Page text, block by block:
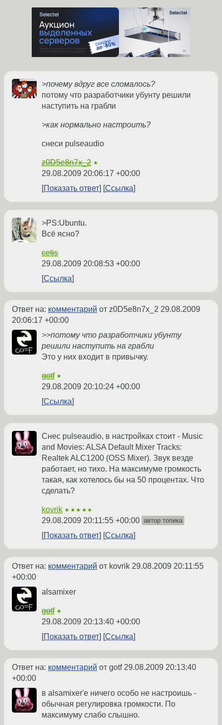
>почему вдруг все сломалось?
потому что разработчики убунту решили
наступить на грабли
>как нормально настроить?
снеси pulseaudio
z0D5e8n7x_2 ★
29.08.2009 20:06:17 +00:00
Показать ответ
Ссылка
>PS:Ubuntu.
Всё ясно?
cetjs
29.08.2009 20:08:53 +00:00
Ссылка
Ответ на: комментарий от z0D5e8n7x_2 29.08.2009
20:06:17 +00:00
>>потому что разработчики убунту
решили наступить на грабли
Это у них входит в привычку.
gotf ★
29.08.2009 20:10:24 +00:00
Ссылка
Снес pulseaudio, в настройках стоит - Music
and Movies: ALSA Default Mixer Tracks:
Realtek ALC1200 (OSS Mixer). Звук везде
работает, но тихо. На максимуме громкость
такая, как хотелось бы на 50 процентах. Что
сделать?
kovrik ★★★★★
29.08.2009 20:11:55 +00:00 автор топика
Показать ответ Ссылка
Ответ на: комментарий от kovrik 29.08.2009 20:11:55
+00:00
alsamixer
gotf ★
29.08.2009 20:13:40 +00:00
Показать ответ
Ссылка
Ответ на: комментарий от gotf29.08.2009 20:13:40
+00:00
в alsamixer'е ничего особо не настроишь -
обычная регулировка громкости. По
максимуму слабо слышно.